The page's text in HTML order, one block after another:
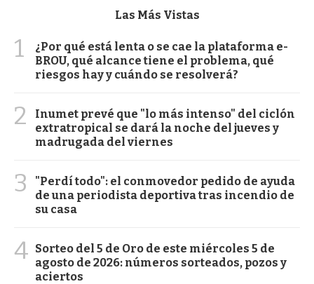
Las Más Vistas
1
¿Por qué está lenta o se cae la plataforma e-
BROU, qué alcance tiene el problema, qué
riesgos hay y cuándo se resolverá?
2
Inumet prevé que "lo más intenso" del ciclón
extratropical se dará la noche del jueves y
madrugada del viernes
3
"Perdí todo": el conmovedor pedido de ayuda
de una periodista deportiva tras incendio de
su casa
4 Sorteo del 5 de Oro de este miércoles 5 de
agosto de 2026: números sorteados, pozos y
aciertos